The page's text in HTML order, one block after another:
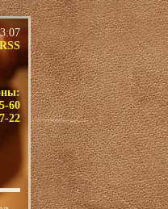
RSS
60
22